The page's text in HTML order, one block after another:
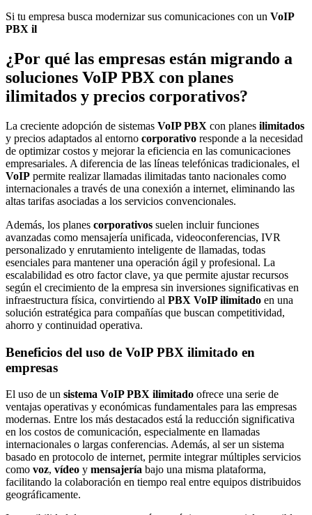
Si tu empresa busca modernizar sus comunicaciones con un VoIP
PBX il
¿Por qué las empresas están migrando a
soluciones VoIP PBX con planes
ilimitados y precios corporativos?
La creciente adopción de sistemas VoIP PBX con planes ilimitados
y precios adaptados al entorno corporativo responde a la necesidad
de optimizar costos y mejorar la eficiencia en las comunicaciones
empresariales. A diferencia de las líneas telefónicas tradicionales, el
VoIP permite realizar llamadas ilimitadas tanto nacionales como
internacionales a través de una conexión a internet, eliminando las
altas tarifas asociadas a los servicios convencionales.
Además, los planes corporativos suelen incluir funciones
avanzadas como mensajería unificada, videoconferencias, IVR
personalizado y enrutamiento inteligente de llamadas, todas
esenciales para mantener una operación ágil y profesional. La
escalabilidad es otro factor clave, ya que permite ajustar recursos
según el crecimiento de la empresa sin inversiones significativas en
infraestructura física, convirtiendo al PBX VoIP ilimitado en una
solución estratégica para compañías que buscan competitividad,
ahorro y continuidad operativa.
Beneficios del uso de VoIP PBX ilimitado en
empresas
El uso de un sistema VoIP PBX ilimitado ofrece una serie de
ventajas operativas y económicas fundamentales para las empresas
modernas. Entre los más destacados está la reducción significativa
en los costos de comunicación, especialmente en llamadas
internacionales o largas conferencias. Además, al ser un sistema
basado en protocolo de internet, permite integrar múltiples servicios
como voz, vídeo y mensajería bajo una misma plataforma,
facilitando la colaboración en tiempo real entre equipos distribuidos
geográficamente.